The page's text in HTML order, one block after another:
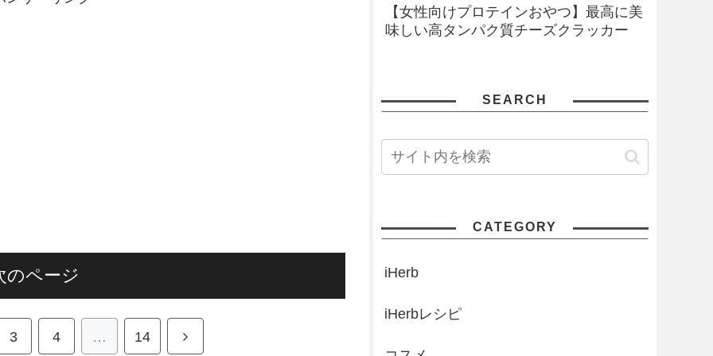
のページ
3 4 … 14
【女性向けプロテインおやつ】最高に美
味しい高タンパク質チーズクラッカー
SEARCH
CATEGORY
iHerb
iHerbレシピ